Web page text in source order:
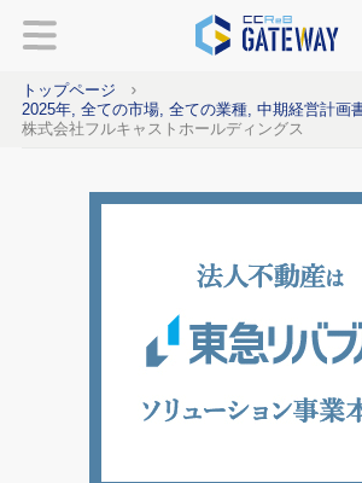
トップページ
2025年, 全ての市場, 全ての業種, 中期経営計画
株式会社フルキャストホールディングス